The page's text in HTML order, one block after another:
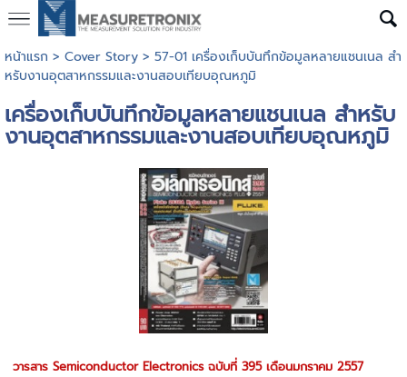
หน้าแรก > Cover Story> 57-01 เครื่องเก็บบันทึกข้อมูลหลายแชนเนล สำ
หรับงานอุตสาหกรรมและงานสอบเทียบอุณหภูมิ
เครื่องเก็บบันทึกข้อมูลหลายแชนเนล สำหรับ
งานอุตสาหกรรมและงานสอบเทียบอุณหภูมิ
วารสาร Semiconductor Electronics ฉบับที่ 395 เดือนมกราคม 2557